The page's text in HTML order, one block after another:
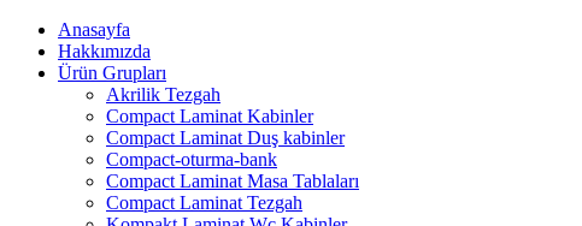
Anasayfa
Hakkımızda
Ürün Grupları
Akrilik Tezgah
Compact Laminat Kabinler
Compact Laminat Duş kabinler
Compact-oturma-bank
Compact Laminat Masa Tablaları
Compact Laminat Tezgah